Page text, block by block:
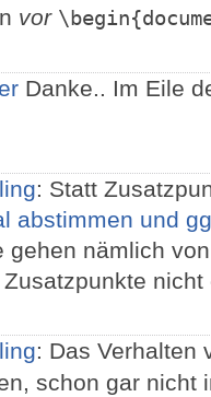
vor
Danke.. Im Eile
: Statt
abstimmen und
gehen nämlich
: Das Verhalten
schon gar nicht